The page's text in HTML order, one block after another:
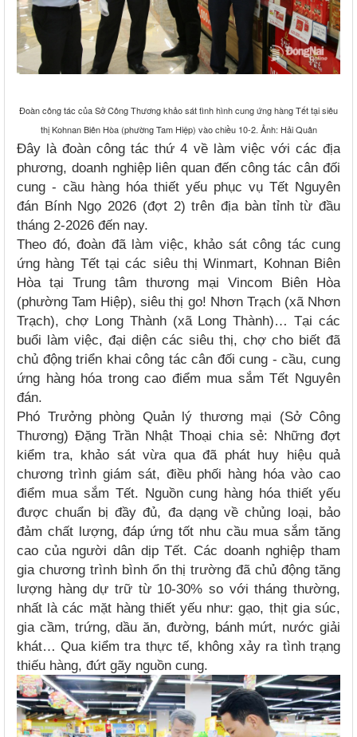
Đoàn công tác của Sở Công Thương khảo sát tình hình cung ứng hàng Tết tại siêu
thị Kohnan Biên Hòa (phường Tam Hiệp) vào chiều 10-2. Ảnh: Hải Quân
Đây là đoàn công tác thứ 4 về làm việc với các địa
phương, doanh nghiệp liên quan đến công tác cân đối
cung - cầu hàng hóa thiết yếu phục vụ Tết Nguyên
đán Bính Ngọ 2026 (đợt 2) trên địa bàn tỉnh từ đầu
tháng 2-2026 đến nay.
Theo đó, đoàn đã làm việc, khảo sát công tác cung
ứng hàng Tết tại các siêu thị Winmart, Kohnan Biên
Hòa tại Trung tâm thương mại Vincom Biên Hòa
(phường Tam Hiệp), siêu thị go! Nhơn Trạch (xã Nhơn
Trạch), chợ Long Thành (xã Long Thành)… Tại các
buổi làm việc, đại diện các siêu thị, chợ cho biết đã
chủ động triển khai công tác cân đối cung - cầu, cung
ứng hàng hóa trong cao điểm mua sắm Tết Nguyên
đán.
Phó Trưởng phòng Quản lý thương mại (Sở Công
Thương) Đặng Trần Nhật Thoại chia sẻ: Những đợt
kiểm tra, khảo sát vừa qua đã phát huy hiệu quả
chương trình giám sát, điều phối hàng hóa vào cao
điểm mua sắm Tết. Nguồn cung hàng hóa thiết yếu
được chuẩn bị đầy đủ, đa dạng về chủng loại, bảo
đảm chất lượng, đáp ứng tốt nhu cầu mua sắm tăng
cao của người dân dịp Tết. Các doanh nghiệp tham
gia chương trình bình ổn thị trường đã chủ động tăng
lượng hàng dự trữ từ 10-30% so với tháng thường,
nhất là các mặt hàng thiết yếu như: gạo, thịt gia súc,
gia cầm, trứng, dầu ăn, đường, bánh mứt, nước giải
khát… Qua kiểm tra thực tế, không xảy ra tình trạng
thiếu hàng, đứt gãy nguồn cung.